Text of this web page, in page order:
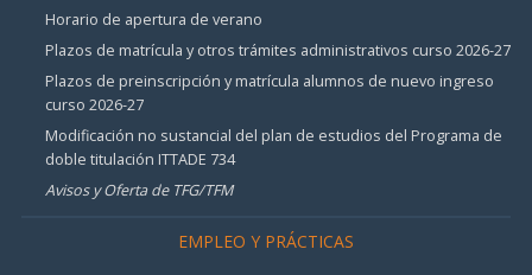
Horario de apertura de verano
Plazos de matrícula y otros trámites administrativos curso 2026-27
Plazos de preinscripción y matrícula alumnos de nuevo ingreso
curso 2026-27
Modificación no sustancial del plan de estudios del Programa de
doble titulación ITTADE 734
Avisos y Oferta de TFG/TFM
EMPLEO Y PRÁCTICAS